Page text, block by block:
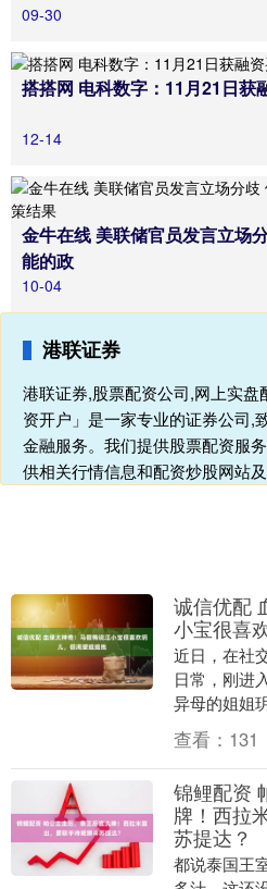
09-30
搭搭网 电科数字：11月21日获
12-14
金牛在线 美联储官员发言立场
能的政
10-04
港联证券
港联证券,股票配资公司,网上实
资开户」是一家专业的证券公司,
金融服务。我们提供股票配资服
供相关行情信息和配资炒股网站及
诚信优配
小宝很喜
近日，在社
日常，刚进
异母的姐姐
感。哪怕相
着姐姐不肯
查看： 131
锦鲤配资
牌！西拉
苏提达？
都说泰国王